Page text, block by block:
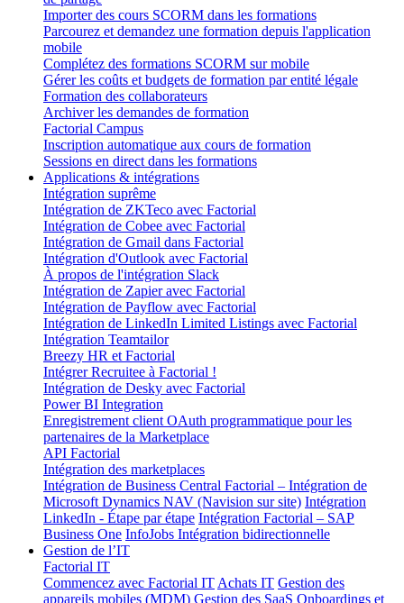
Importer des cours SCORM dans les formations
Parcourez et demandez une formation depuis l'application
mobile
Complétez des formations SCORM sur mobile
Gérer les coûts et budgets de formation par entité légale
Formation des collaborateurs
Archiver les demandes de formation
Factorial Campus
Inscription automatique aux cours de formation
Sessions en direct dans les formations
Applications & intégrations
Intégration suprême
Intégration de ZKTeco avec Factorial
Intégration de Cobee avec Factorial
Intégration de Gmail dans Factorial
Intégration d'Outlook avec Factorial
À propos de l'intégration Slack
Intégration de Zapier avec Factorial
Intégration de Payflow avec Factorial
Intégration de LinkedIn Limited Listings avec Factorial
Intégration Teamtailor
Breezy HR et Factorial
Intégrer Recruitee à Factorial !
Intégration de Desky avec Factorial
Power BI Integration
Enregistrement client OAuth programmatique pour les
partenaires de la Marketplace
API Factorial
Intégration des marketplaces
Intégration de Business Central Factorial – Intégration de
Microsoft Dynamics NAV (Navision sur site) Intégration
LinkedIn - Étape par étape Intégration Factorial – SAP
Business One InfoJobs Intégration bidirectionnelle
Gestion de l’IT
Factorial IT
Commencez avec Factorial IT Achats IT Gestion des
appareils mobiles (MDM) Gestion des SaaS Onboardings et